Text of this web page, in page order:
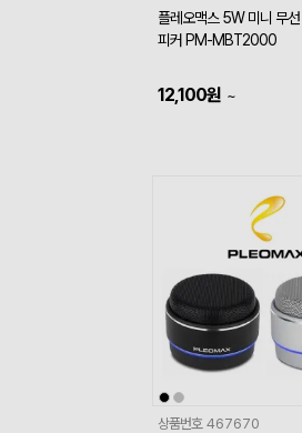
플레오맥스 5W 미니 무
피커 PM-MBT2000
12,100원 ~
상품번호 467670